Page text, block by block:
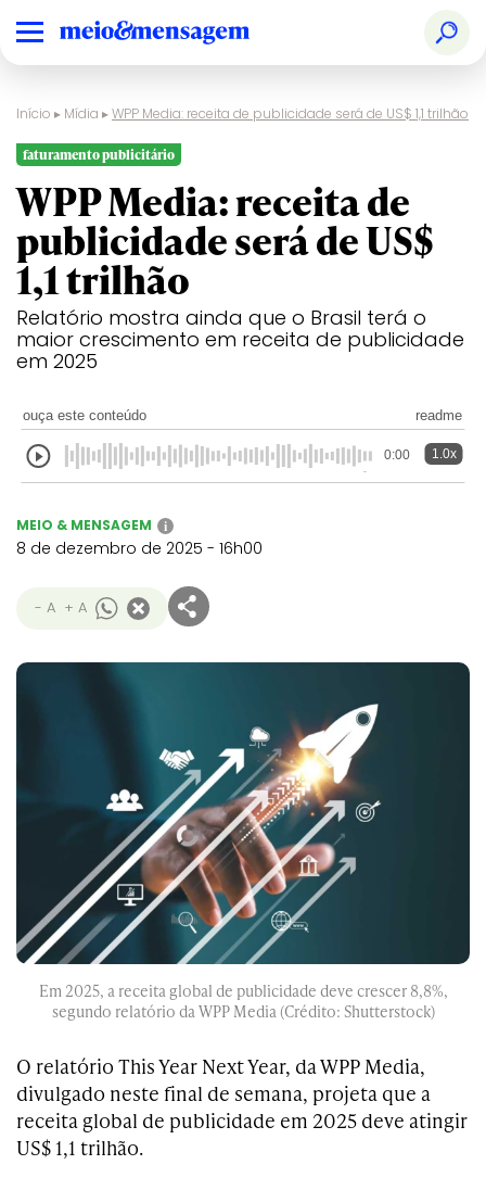
Início ▸ Mídia ▸WPP Media: receita de publicidade será de US$ 1,1 trilhão
faturamento publicitário
WPP Media: receita de
publicidade será de US$
1,1 trilhão
Relatório mostra ainda que o Brasil terá o
maior crescimento em receita de publicidade
em 2025
ouça este conteúdo readme
0:00 1.0x
MEIO & MENSAGEM i
8 de dezembro de 2025 - 16h00
- A + A
Em 2025, a receita global de publicidade deve crescer 8,8%,
segundo relatório da WPP Media (Crédito: Shutterstock)
O relatório This Year Next Year, da WPP Media,
divulgado neste final de semana, projeta que a
receita global de publicidade em 2025 deve atingir
US$ 1,1 trilhão.